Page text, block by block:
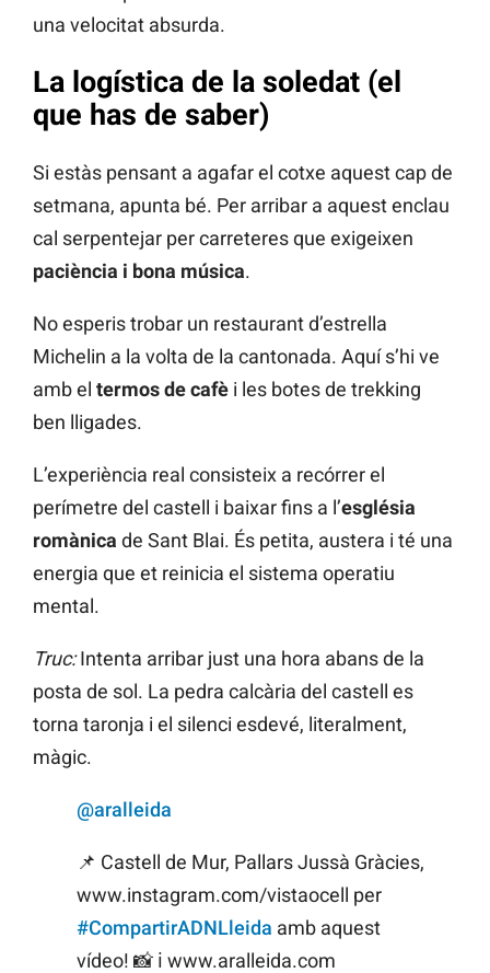
una velocitat absurda.
La logística de la soledat (el
que has de saber)
Si estàs pensant a agafar el cotxe aquest cap de
setmana, apunta bé. Per arribar a aquest enclau
cal serpentejar per carreteres que exigeixen
paciència i bona música.
No esperis trobar un restaurant d’estrella
Michelin a la volta de la cantonada. Aquí s’hi ve
amb el termos de cafè i les botes de trekking
ben lligades.
L’experiència real consisteix a recórrer el
perímetre del castell i baixar fins a l’església
romànica de Sant Blai. És petita, austera i té una
energia que et reinicia el sistema operatiu
mental.
Truc:Intenta arribar just una hora abans de la
posta de sol. La pedra calcària del castell es
torna taronja i el silenci esdevé, literalment,
màgic.
@aralleida
📌 Castell de Mur, Pallars Jussà Gràcies,
www.instagram.com/vistaocell per
#CompartirADNLleida amb aquest
vídeo! 📸 ℹ www.aralleida.com